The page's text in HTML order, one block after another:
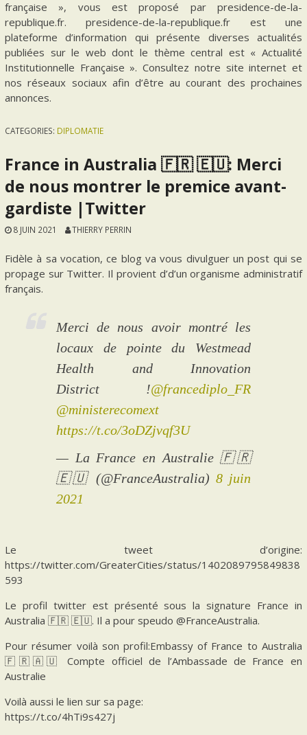
française », vous est proposé par presidence-de-la-
republique.fr. presidence-de-la-republique.fr est une
plateforme d’information qui présente diverses actualités
publiées sur le web dont le thème central est « Actualité
Institutionnelle Française ». Consultez notre site internet et
nos réseaux sociaux afin d’être au courant des prochaines
annonces.
CATEGORIES: DIPLOMATIE
France in Australia 🇫🇷 🇪🇺: Merci
de nous montrer le premice avant-
gardiste |Twitter
8 JUIN 2021 THIERRY PERRIN
Fidèle à sa vocation, ce blog va vous divulguer un post qui se
propage sur Twitter. Il provient d’d’un organisme administratif
français.
Merci de nous avoir montré les
locaux de pointe du Westmead
Health and Innovation
District !@francediplo_FR
@ministerecomext
https://t.co/3oDZjvqf3U
— La France en Australie 🇫🇷
🇪🇺 (@FranceAustralia) 8 juin
2021
Le tweet d’origine:
https://twitter.com/GreaterCities/status/1402089795849838
593
Le profil twitter est présenté sous la signature France in
Australia 🇫🇷 🇪🇺. Il a pour speudo @FranceAustralia.
Pour résumer voilà son profil:Embassy of France to Australia
🇫🇷🇦🇺 Compte officiel de l’Ambassade de France en
Australie
Voilà aussi le lien sur sa page:
https://t.co/4hTi9s427j